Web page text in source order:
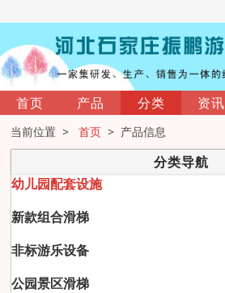
首页 产品 分类 资讯
当前位置 >首页 > 产品信息
分类导航
幼儿园配套设施
新款组合滑梯
非标游乐设备
公园景区滑梯